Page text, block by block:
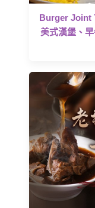
Burger Joint
美式漢堡、